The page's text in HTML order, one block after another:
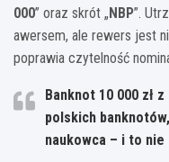
000” oraz skrót „NBP”.
awersem, ale rewers jest
poprawia czytelność
Banknot 10 000 zł
polskich
naukowca – i to